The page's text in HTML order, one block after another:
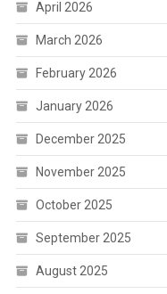
April 2026
March 2026
February 2026
January 2026
December 2025
November 2025
October 2025
September 2025
August 2025